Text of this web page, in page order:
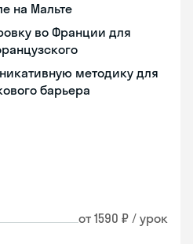
на Мальте
во Франции для
методику для
барьера
от 1590 ₽ / урок